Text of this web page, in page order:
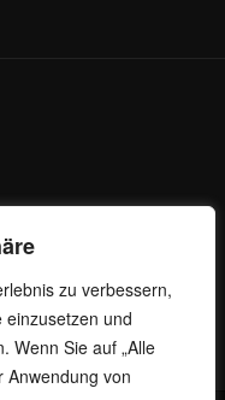
zu verbessern,
und
Wenn Sie auf „Alle
Anwendung von